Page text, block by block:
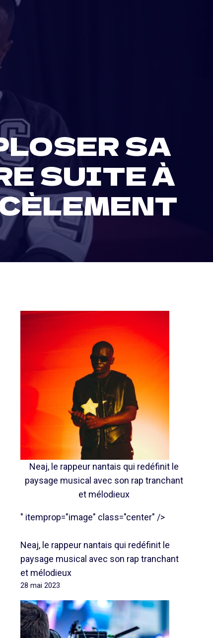
SA
SUITE À
Neaj, le rappeur nantais qui redéfinit le
paysage musical avec son rap tranchant
et mélodieux
" itemprop="image" class="center" />
Neaj, le rappeur nantais qui redéfinit le
paysage musical avec son rap tranchant
et mélodieux
28 mai 2023